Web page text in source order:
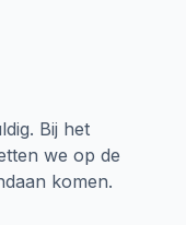
Bij het
we op de
komen.